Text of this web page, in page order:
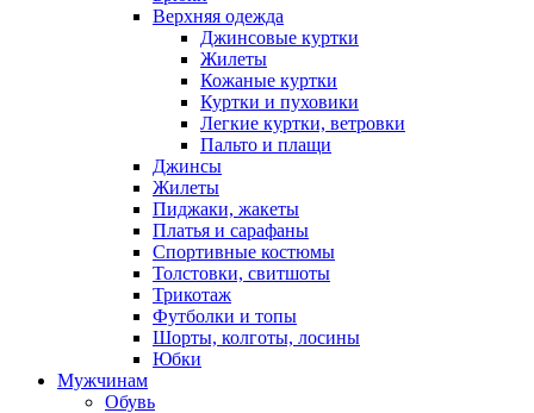
Верхняя одежда
Джинсовые куртки
Жилеты
Кожаные куртки
Куртки и пуховики
Легкие куртки, ветровки
Пальто и плащи
Джинсы
Жилеты
Пиджаки, жакеты
Платья и сарафаны
Спортивные костюмы
Толстовки, свитшоты
Трикотаж
Футболки и топы
Шорты, колготы, лосины
Юбки
Мужчинам
Обувь